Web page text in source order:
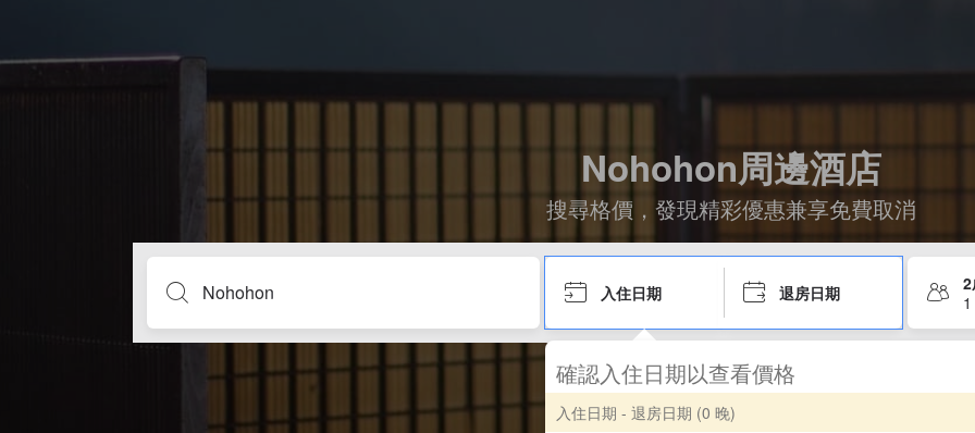
Nohohon周邊酒店
搜尋格價，發現精彩優惠兼享免費取消
入住日期 退房日期
確認入住日期以查看價格
入住日期 - 退房日期 (0 晚)